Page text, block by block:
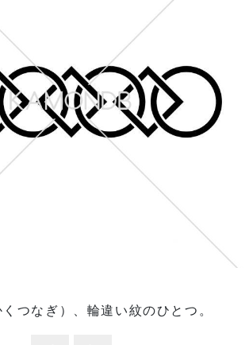
つなぎ）、輪違い紋のひとつ。